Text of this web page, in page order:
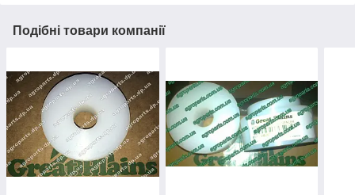
Подібні товари компанії